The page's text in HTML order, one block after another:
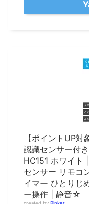
【ポイントUP
認識センサー付
HC151 ホワイト
センサー リモコ
イマー ひとりじ
ー操作 | 静音☆